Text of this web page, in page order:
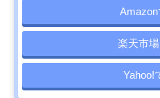
Amazon
楽天市
Yahoo!